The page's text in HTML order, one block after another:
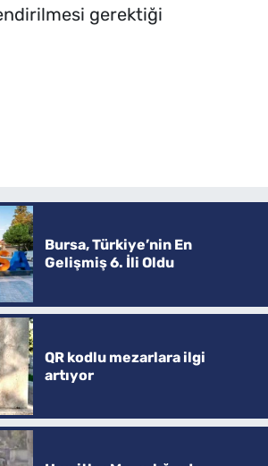
gerektiği
Bursa, Türkiye’nin En
Gelişmiş 6. İli Oldu
QR kodlu mezarlara ilgi
artıyor